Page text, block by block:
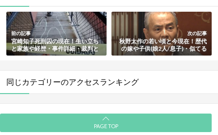
前の記事
宮崎知子死刑囚の現在！生い立ち
と家族や経歴・事件詳細・裁判と
判決も総まとめ【富山・長野連続
次の記事
秋野太作の若い頃と今現在！歴代
の嫁や子供(娘2人/息子)・似てる
芸能人も総まとめ
同じカテゴリーのアクセスランキング
PAGE TOP